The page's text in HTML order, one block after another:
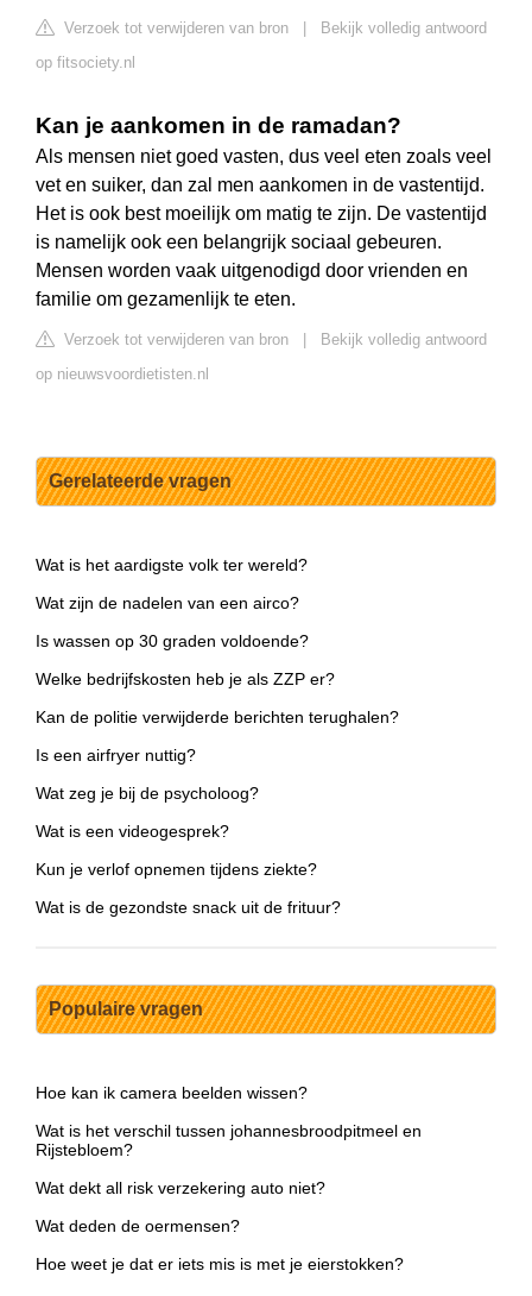
Verzoek tot verwijderen van bron
Bekijk volledig antwoord
op fitsociety.nl
Kan je aankomen in de ramadan?
Als mensen niet goed vasten, dus veel eten zoals veel
vet en suiker, dan zal men aankomen in de vastentijd.
Het is ook best moeilijk om matig te zijn. De vastentijd
is namelijk ook een belangrijk sociaal gebeuren.
Mensen worden vaak uitgenodigd door vrienden en
familie om gezamenlijk te eten.
Verzoek tot verwijderen van bron
Bekijk volledig antwoord
op nieuwsvoordietisten.nl
Gerelateerde vragen
Wat is het aardigste volk ter wereld?
Wat zijn de nadelen van een airco?
Is wassen op 30 graden voldoende?
Welke bedrijfskosten heb je als ZZP er?
Kan de politie verwijderde berichten terughalen?
Is een airfryer nuttig?
Wat zeg je bij de psycholoog?
Wat is een videogesprek?
Kun je verlof opnemen tijdens ziekte?
Wat is de gezondste snack uit de frituur?
Populaire vragen
Hoe kan ik camera beelden wissen?
Wat is het verschil tussen johannesbroodpitmeel en
Rijstebloem?
Wat dekt all risk verzekering auto niet?
Wat deden de oermensen?
Hoe weet je dat er iets mis is met je eierstokken?